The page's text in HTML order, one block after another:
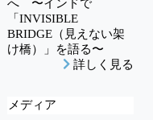
へ 〜インドで
「INVISIBLE
BRIDGE（見えない架
け橋）」を語る〜
詳しく見る
メディア